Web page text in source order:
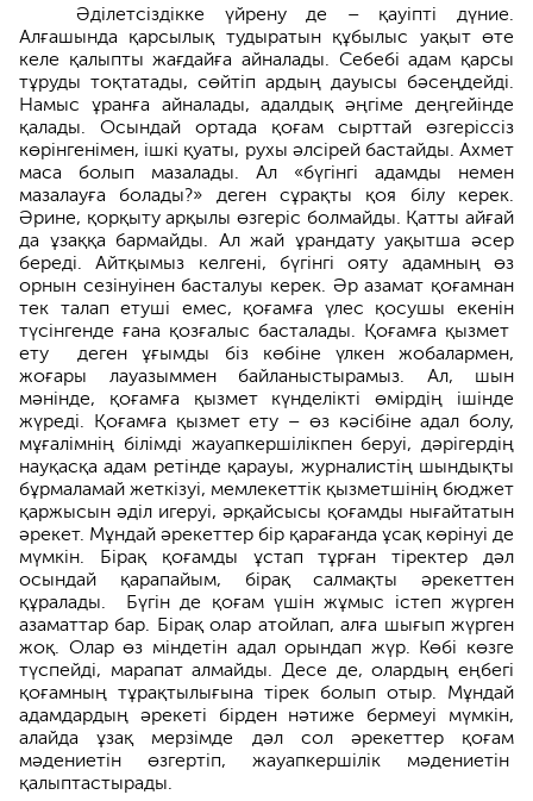
Әділетсіздікке үйрену де – қауіпті дүние.
Алғашында қарсылық тудыратын құбылыс уақыт өте
келе қалыпты жағдайға айналады. Себебі адам қарсы
тұруды тоқтатады, сөйтіп ардың дауысы бәсеңдейді.
Намыс ұранға айналады, адалдық әңгіме деңгейінде
қалады. Осындай ортада қоғам сырттай өзгеріссіз
көрінгенімен, ішкі қуаты, рухы әлсірей бастайды. Ахмет
маса болып мазалады. Ал «бүгінгі адамды немен
мазалауға болады?» деген сұрақты қоя білу керек.
Әрине, қорқыту арқылы өзгеріс болмайды. Қатты айғай
да ұзаққа бармайды. Ал жай ұрандату уақытша әсер
береді. Айтқымыз келгені, бүгінгі ояту адамның өз
орнын сезінуінен басталуы керек. Әр азамат қоғамнан
тек талап етуші емес, қоғамға үлес қосушы екенін
түсінгенде ғана қозғалыс басталады. Қоғамға қызмет
ету деген ұғымды біз көбіне үлкен жобалармен,
жоғары лауазыммен байланыстырамыз. Ал, шын
мәнінде, қоғамға қызмет күнделікті өмірдің ішінде
жүреді. Қоғамға қызмет ету – өз кәсібіне адал болу,
мұғалімнің білімді жауапкершілікпен беруі, дәрігердің
науқасқа адам ретінде қарауы, журналистің шындықты
бұрмаламай жеткізуі, мемлекеттік қызметшінің бюджет
қаржысын әділ игеруі, әрқайсысы қоғамды нығайтатын
әрекет. Мұндай әрекеттер бір қарағанда ұсақ көрінуі де
мүмкін. Бірақ қоғамды ұстап тұрған тіректер дәл
осындай қарапайым, бірақ салмақты әрекеттен
құралады. Бүгін де қоғам үшін жұмыс істеп жүрген
азаматтар бар. Бірақ олар атойлап, алға шығып жүрген
жоқ. Олар өз міндетін адал орындап жүр. Көбі көзге
түспейді, марапат алмайды. Десе де, олардың еңбегі
қоғамның тұрақтылығына тірек болып отыр. Мұндай
адам­дардың әрекеті бірден нәтиже бермеуі мүмкін,
алайда ұзақ мерзімде дәл сол әрекеттер қоғам
мәдение­тін өзгертіп, жауапкершілік мәдениетін
қалыптастырады.